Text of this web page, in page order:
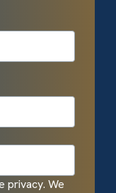
privacy. We